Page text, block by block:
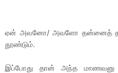
ஏன் அவனோ/ அவளோ தன்னைத்
தூண்டும்.
இப்போது தான் அந்த மாணவனு